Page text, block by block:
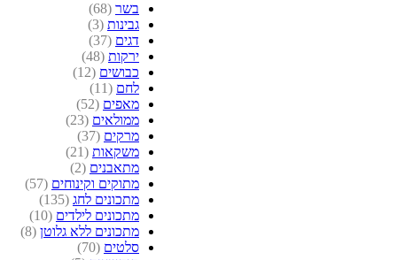
בשר (68)
גבינות (3)
דגים (37)
ירקות (48)
כבושים (12)
לחם (11)
מאפים (52)
ממולאים (23)
מרקים (37)
משקאות (21)
מתאבנים (2)
מתוקים וקינוחים (57)
מתכונים לחג (135)
מתכונים לילדים (10)
מתכונים ללא גלוטן (8)
סלטים (70)